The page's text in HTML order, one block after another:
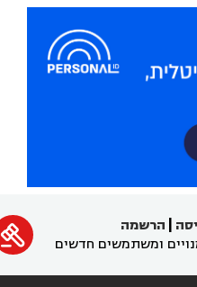
הרשמה
ומשתמשים חדשים
